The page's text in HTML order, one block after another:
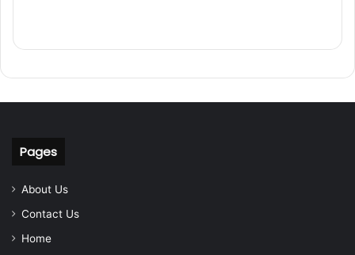
Pages
About Us
Contact Us
Home